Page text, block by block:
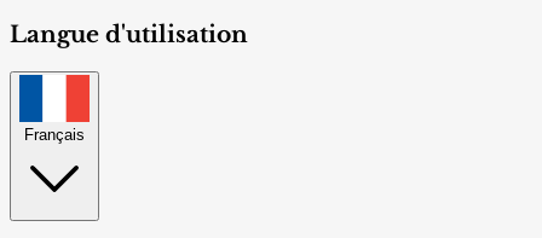
Langue d'utilisation
Français